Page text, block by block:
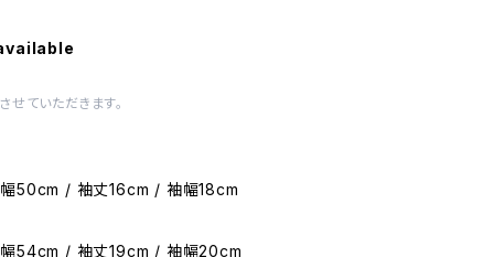
ていただきます。
50cm / 袖丈16cm / 袖幅18cm
54cm / 袖丈19cm / 袖幅20cm